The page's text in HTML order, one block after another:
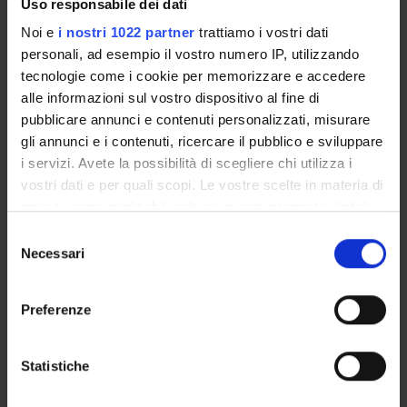
Uso responsabile dei dati
Noi e i nostri 1022 partner trattiamo i vostri dati
personali, ad esempio il vostro numero IP, utilizzando
tecnologie come i cookie per memorizzare e accedere
alle informazioni sul vostro dispositivo al fine di
pubblicare annunci e contenuti personalizzati, misurare
gli annunci e i contenuti, ricercare il pubblico e sviluppare
i servizi. Avete la possibilità di scegliere chi utilizza i
vostri dati e per quali scopi. Le vostre scelte in materia di
modificare o revocare il proprio consenso in qualsiasi
momento dalla Dichiarazione sui cookie o facendo clic
raccogliere informazioni sulla tua posizione
geografica, con un'approssimazione di qualche
delNecessari
Preferenze
Statistiche
STRUTTURE DEL DIPARTIMENTO
BIBLIOTECHE
CENTRI
LABORATORI
Contatti
Luoghi